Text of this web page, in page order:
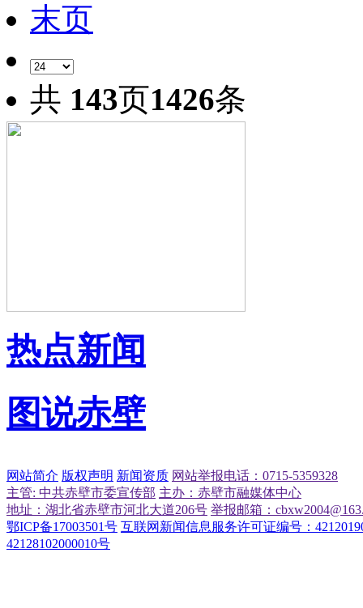
末页
共 143页1426条
热点新闻
图说赤壁
网站简介 版权声明 新闻资质 网站举报电话：0715-5359328
主管: 中共赤壁市委宣传部 主办：赤壁市融媒体中心
地址：湖北省赤壁市河北大道206号 举报邮箱：
鄂ICP备17003501号 互联网新闻信息服务许可证编号：
42128102000010号